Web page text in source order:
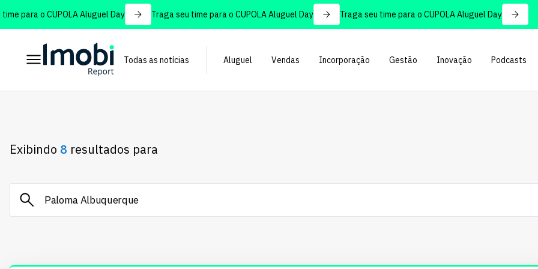
o CUPOLA Aluguel Day Traga seu time para o CUPOLA Aluguel Day Traga seu time para o CUPOLA Aluguel Day
Todas as notícias Aluguel Vendas Incorporação Gestão Inovação Podcasts
Exibindo 8 resultados para